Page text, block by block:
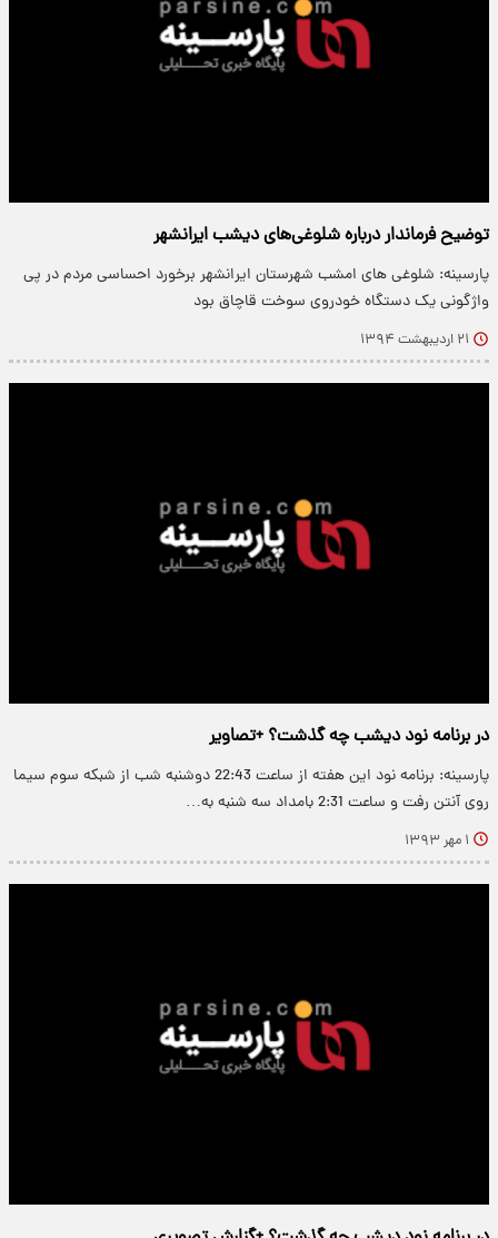
توضیح فرماندار درباره شلوغی‌های دیشب ایرانشهر
پارسینه: شلوغی های امشب شهرستان ایرانشهر برخورد احساسی مردم در پی
واژگونی یک دستگاه خودروی سوخت قاچاق بود
۲۱ اردیبهشت ۱۳۹۴
در برنامه نود دیشب چه گذشت؟ +تصاویر
پارسینه: برنامه نود این هفته از ساعت 22:43 دوشنبه شب از شبکه سوم سیما
روی آنتن رفت و ساعت 2:31 بامداد سه شنبه به…
۱ مهر ۱۳۹۳